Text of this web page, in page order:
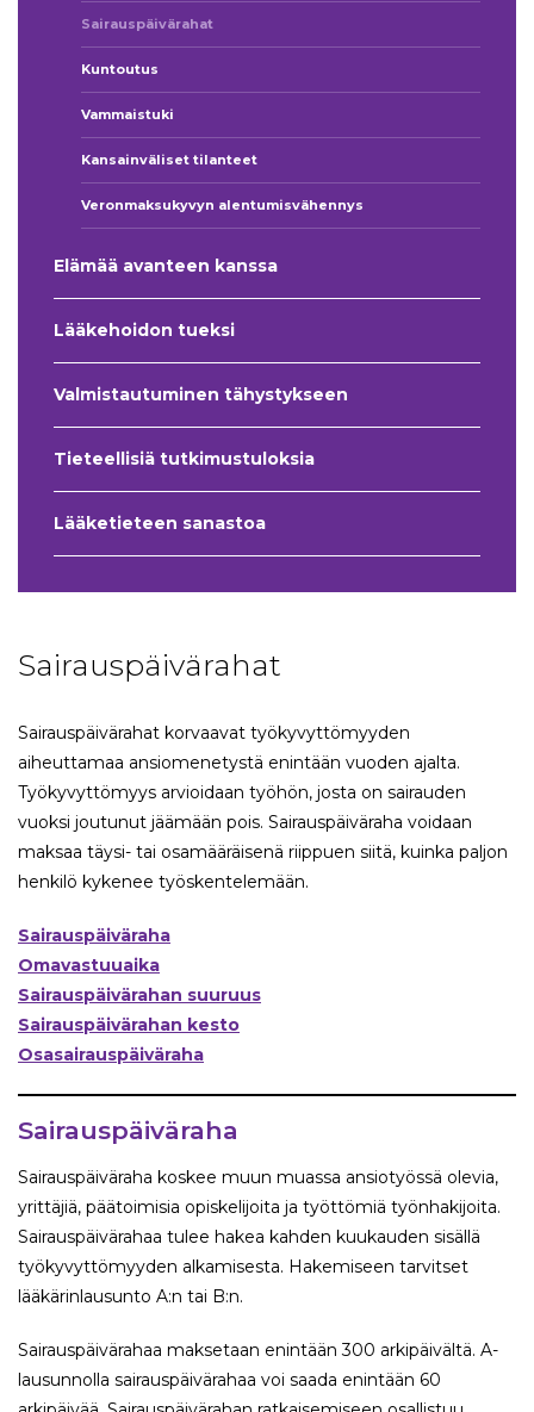
Sairauspäivärahat
Kuntoutus
Vammaistuki
Kansainväliset tilanteet
Veronmaksukyvyn alentumisvähennys
Elämää avanteen kanssa
Lääkehoidon tueksi
Valmistautuminen tähystykseen
Tieteellisiä tutkimustuloksia
Lääketieteen sanastoa
Sairauspäivärahat
Sairauspäivärahat korvaavat työkyvyttömyyden
aiheuttamaa ansiomenetystä enintään vuoden ajalta.
Työkyvyttömyys arvioidaan työhön, josta on sairauden
vuoksi joutunut jäämään pois. Sairauspäiväraha voidaan
maksaa täysi- tai osamääräisenä riippuen siitä, kuinka paljon
henkilö kykenee työskentelemään.
Sairauspäiväraha
Omavastuuaika
Sairauspäivärahan suuruus
Sairauspäivärahan kesto
Osasairauspäiväraha
Sairauspäiväraha
Sairauspäiväraha koskee muun muassa ansiotyössä olevia,
yrittäjiä, päätoimisia opiskelijoita ja työttömiä työnhakijoita.
Sairauspäivärahaa tulee hakea kahden kuukauden sisällä
työkyvyttömyyden alkamisesta. Hakemiseen tarvitset
lääkärinlausunto A:n tai B:n.
Sairauspäivärahaa maksetaan enintään 300 arkipäivältä. A-
lausunnolla sairauspäivärahaa voi saada enintään 60